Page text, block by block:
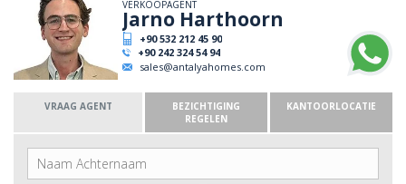
VERKOOPAGENT
Jarno Harthoorn
+90 532 212 45 90
+90 242 324 54 94
sales@antalyahomes.com
VRAAG AGENT
BEZICHTIGING
REGELEN
KANTOORLOCATIE